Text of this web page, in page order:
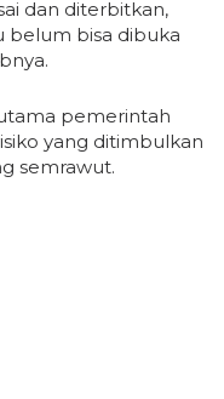
dan diterbitkan,
belum bisa dibuka
pemerintah
yang ditimbulkan
semrawut.